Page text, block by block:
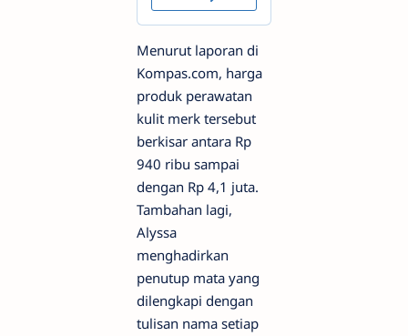
Menurut laporan di
Kompas.com, harga
produk perawatan
kulit merk tersebut
berkisar antara Rp
940 ribu sampai
dengan Rp 4,1 juta.
Tambahan lagi,
Alyssa
menghadirkan
penutup mata yang
dilengkapi dengan
tulisan nama setiap